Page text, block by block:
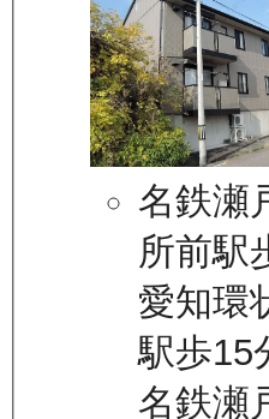
名鉄瀬
所前駅
愛知環
駅歩15
名鉄瀬